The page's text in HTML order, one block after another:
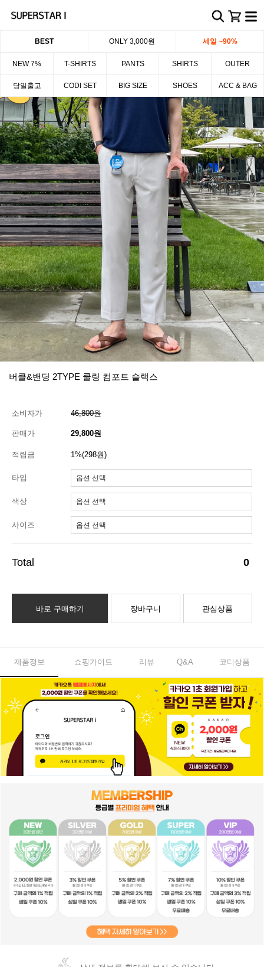
BEST ONLY 3,000원 세일 ~90%
NEW 7% T-SHIRTS PANTS SHIRTS OUTER
당일출고 CODI SET BIG SIZE SHOES ACC & BAG
버클&밴딩 2TYPE 쿨링 컴포트 슬랙스
소비자가 46,800원
판매가 29,800원
적립금 1%(298원)
타입
색상
사이즈
0
바로 구매하기 장바구니 관심상품
제품정보 쇼핑가이드 리뷰 Q&A 코디상품